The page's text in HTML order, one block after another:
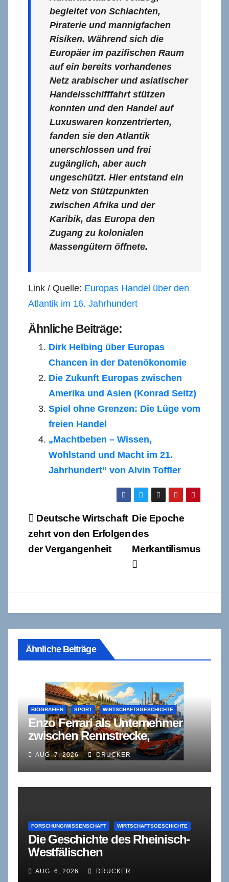
begleitet von Schlachten,
Piraterie und mannigfachen
Risiken. Während sich die
Europäer im pazifischen Raum
auf ein bereits vorhandenes
Netz arabischer und asiatischer
Handelsschifffahrt stützen
konnten und den Handel auf
Luxuswaren konzentrierten,
fanden sie den Atlantik
unerschlossen und frei
zugänglich, aber auch
ungeschützt. Hier entstand ein
Netz von Stützpunkten
zwischen Afrika und der
Karibik, das Europa den
Zugang zu kolonialen
Massengütern öffnete.
Link / Quelle: Europas Handel über den
Atlantik im 16. Jahrhundert
Ähnliche Beiträge:
Dirk Helbing über Europas
Chancen in der Datenökonomie
Die Zukunft Europas zwischen
Amerika und Asien (Konrad Seitz)
Spiel ohne Grenzen: Die Lüge vom
freien Handel
„Machtbeben – Wissen,
Wohlstand und Macht im 21.
Jahrhundert“ von Alvin Toffler
Beitragsnavigation
Die Epoche
des
Merkantilismus
Deutsche Wirtschaft
zehrt von den Erfolgen
der Vergangenheit
Ähnliche Beiträge
BIOGRAFIEN SPORT WIRTSCHAFTSGESCHICHTE
Enzo Ferrari als Unternehmer
zwischen Rennstrecke,
Kapitalnot und Autonomie
AUG. 7, 2026 DRUCKER
FORSCHUNG/WISSENSCHAFT WIRTSCHAFTSGESCHICHTE
Die Geschichte des Rheinisch-
Westfälischen
AUG. 6, 2026 DRUCKER